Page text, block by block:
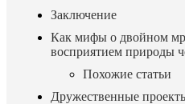
Заключение
Как мифы о двойном
восприятием природы
Похожие статьи
Дружественные